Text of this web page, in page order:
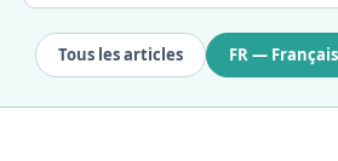
Tous les articles FR — Français